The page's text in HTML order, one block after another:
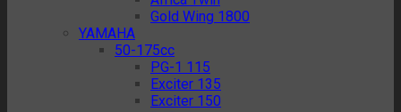
Gold Wing 1800
YAMAHA
50-175cc
PG-1 115
Exciter 135
Exciter 150